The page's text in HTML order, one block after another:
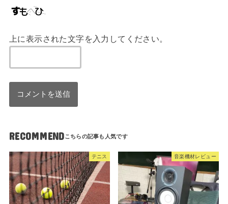
上に表示された文字を入力してください。
RECOMMEND
テニス 音楽機材レビュー